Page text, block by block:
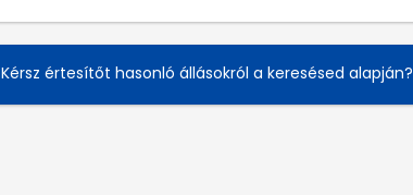
Kérsz értesítőt hasonló állásokról a keresésed alapján?